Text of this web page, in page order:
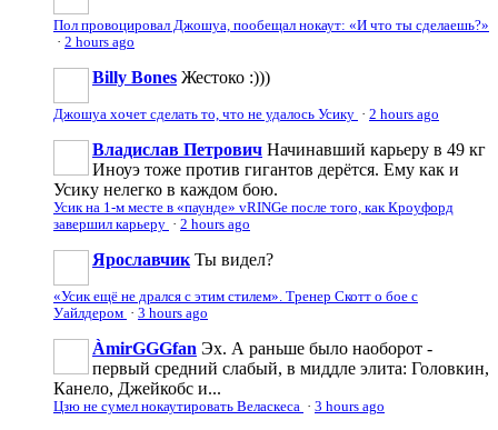
Пол провоцировал Джошуа, пообещал нокаут: «И что ты сделаешь?»
· 2 hours ago
Billy Bones Жестоко :)))
Джошуа хочет сделать то, что не удалось Усику · 2 hours ago
Владислав Петрович Начинавший карьеру в 49 кг
Иноуэ тоже против гигантов дерётся. Ему как и
Усику нелегко в каждом бою.
Усик на 1-м месте в «паунде» vRINGe после того, как Кроуфорд
завершил карьеру · 2 hours ago
Ярославчик Ты видел?
«Усик ещё не дрался с этим стилем». Тренер Скотт о бое с
Уайлдером · 3 hours ago
ÀmirGGGfan Эх. А раньше было наоборот -
первый средний слабый, в миддле элита: Головкин,
Канело, Джейкобс и...
Цзю не сумел нокаутировать Веласкеса · 3 hours ago